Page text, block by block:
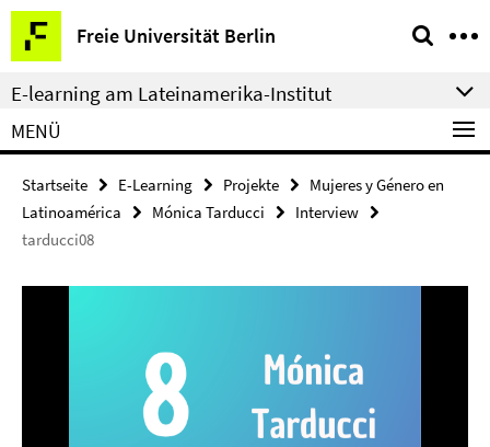
Springe
direkt
zu
Inhalt
Freie Universität Berlin
Service-
Navigation
E-learning am Lateinamerika-Institut
MENÜ
Startseite E-Learning Projekte
Mujeres y Género en
Latinoamérica
Mónica Tarducci
Interview
tarducci08